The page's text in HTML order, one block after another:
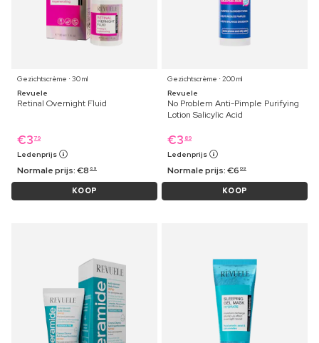
Gezichtscrème ⋅ 30 ml
Revuele
Retinal Overnight Fluid
€3 79
Ledenprijs
Normale prijs:€8 69
KOOP
Gezichtscrème ⋅ 200 ml
Revuele
No Problem Anti-Pimple Purifying
Lotion Salicylic Acid
€3 89
Ledenprijs
Normale prijs:€6 09
KOOP